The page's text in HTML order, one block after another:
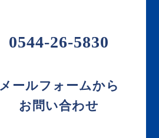
0544-26-5830
メールフォームから
お問い合わせ